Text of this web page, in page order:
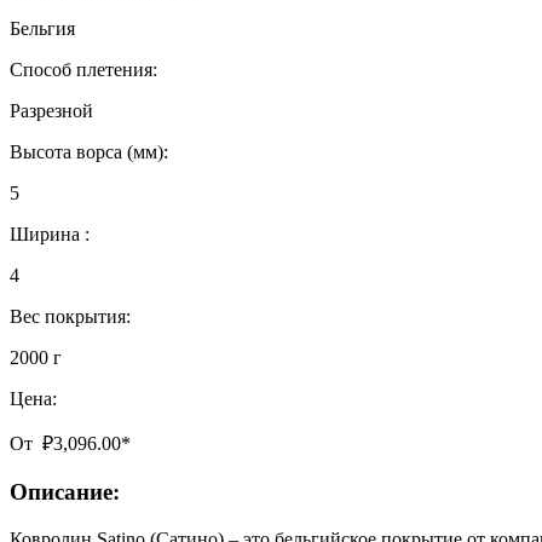
Бельгия
Способ плетения:
Разрезной
Высота ворса (мм):
5
Ширина :
4
Вес покрытия:
2000 г
Цена:
От ₽3,096.00*
Описание: